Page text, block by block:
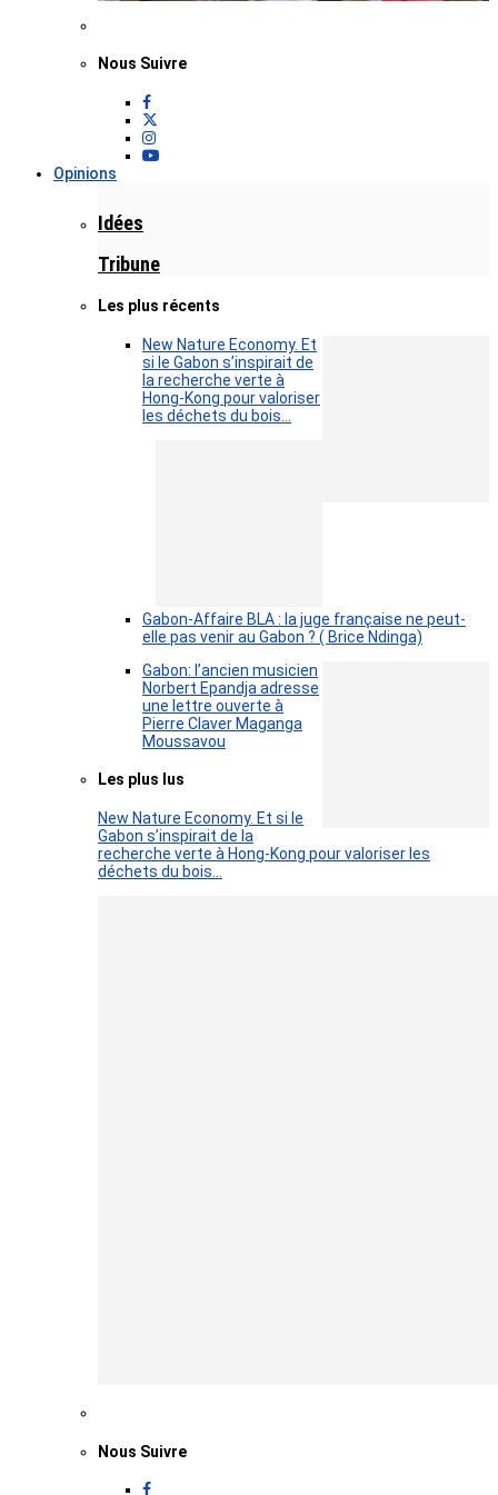
Nous Suivre
Opinions
Idées
Tribune
Les plus récents
New Nature Economy. Et
si le Gabon s’inspirait de
la recherche verte à
Hong-Kong pour valoriser
les déchets du bois…
Gabon-Affaire BLA : la juge française ne peut-
elle pas venir au Gabon ? ( Brice Ndinga)
Gabon: l’ancien musicien
Norbert Epandja adresse
une lettre ouverte à
Pierre Claver Maganga
Moussavou
Les plus lus
New Nature Economy. Et si le
Gabon s’inspirait de la
recherche verte à Hong-Kong pour valoriser les
déchets du bois…
Nous Suivre